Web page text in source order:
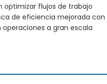
optimizar flujos de trabajo
de eficiencia mejorada con
a gran escala